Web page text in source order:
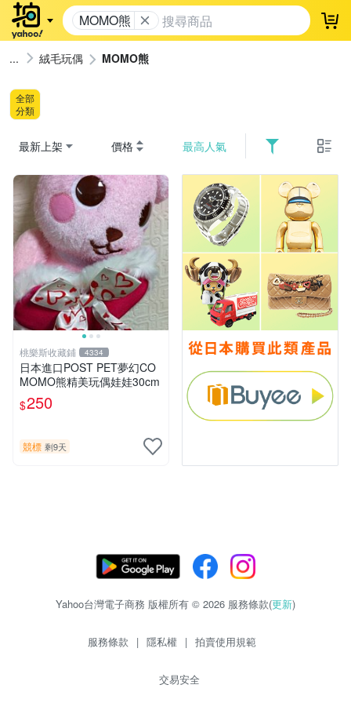
MOMO熊 登
絨毛玩偶 MOMO熊
全部
分類
最新上架 價格 最高人氣
桃樂斯收藏鋪 4334
日本進口POST PET夢幻CO
MOMO熊精美玩偶娃娃30cm
$250
競標 剩9天
Yahoo台灣電子商務 版權所有 © 2026 服務條款(更新)
服務條款 | 隱私權 | 拍賣使用規範
交易安全